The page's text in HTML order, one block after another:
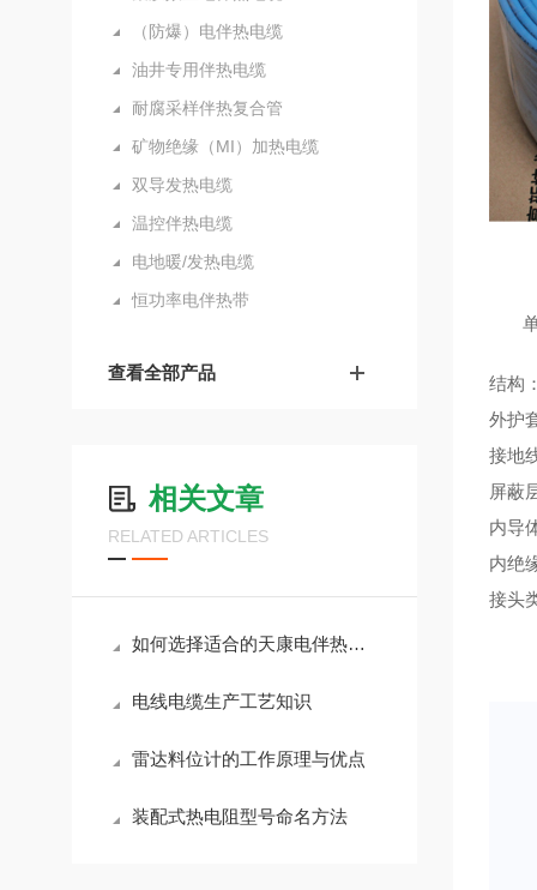
（防爆）电伴热电缆
油井专用伴热电缆
耐腐采样伴热复合管
矿物绝缘（MI）加热电缆
双导发热电缆
温控伴热电缆
电地暖/发热电缆
恒功率电伴热带
查看全部产品
相关文章
RELATED ARTICLES
如何选择适合的天康电伴热电缆以满足不同的加热需求
电线电缆生产工艺知识
雷达料位计的工作原理与优点
装配式热电阻型号命名方法
单
结构：
外护
接地
屏蔽
内导
内绝
接头